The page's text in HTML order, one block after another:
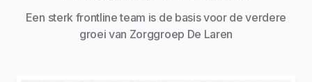
Een sterk frontline team is de basis voor de verdere
groei van Zorggroep De Laren